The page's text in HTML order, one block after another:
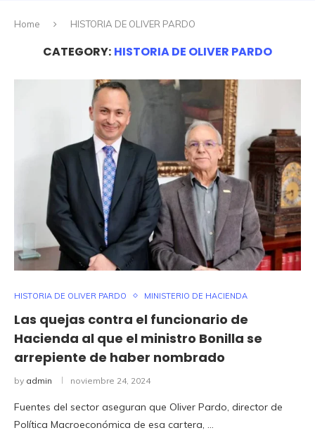
Home HISTORIA DE OLIVER PARDO
CATEGORY: HISTORIA DE OLIVER PARDO
HISTORIA DE OLIVER PARDO MINISTERIO DE HACIENDA
Las quejas contra el funcionario de
Hacienda al que el ministro Bonilla se
arrepiente de haber nombrado
by admin noviembre 24, 2024
Fuentes del sector aseguran que Oliver Pardo, director de
Política Macroeconómica de esa cartera, …